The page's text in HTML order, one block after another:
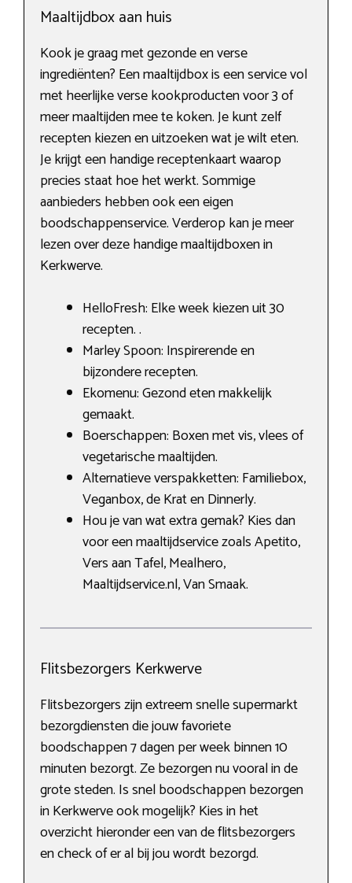
Maaltijdbox aan huis
Kook je graag met gezonde en verse
ingrediënten? Een maaltijdbox is een service vol
met heerlijke verse kookproducten voor 3 of
meer maaltijden mee te koken. Je kunt zelf
recepten kiezen en uitzoeken wat je wilt eten.
Je krijgt een handige receptenkaart waarop
precies staat hoe het werkt. Sommige
aanbieders hebben ook een eigen
boodschappenservice. Verderop kan je meer
lezen over deze handige maaltijdboxen in
Kerkwerve.
HelloFresh: Elke week kiezen uit 30
recepten. .
Marley Spoon: Inspirerende en
bijzondere recepten.
Ekomenu: Gezond eten makkelijk
gemaakt.
Boerschappen: Boxen met vis, vlees of
vegetarische maaltijden.
Alternatieve verspakketten: Familiebox,
Veganbox, de Krat en Dinnerly.
Hou je van wat extra gemak? Kies dan
voor een maaltijdservice zoals Apetito,
Vers aan Tafel, Mealhero,
Maaltijdservice.nl, Van Smaak.
Flitsbezorgers Kerkwerve
Flitsbezorgers zijn extreem snelle supermarkt
bezorgdiensten die jouw favoriete
boodschappen 7 dagen per week binnen 10
minuten bezorgt. Ze bezorgen nu vooral in de
grote steden. Is snel boodschappen bezorgen
in Kerkwerve ook mogelijk? Kies in het
overzicht hieronder een van de flitsbezorgers
en check of er al bij jou wordt bezorgd.